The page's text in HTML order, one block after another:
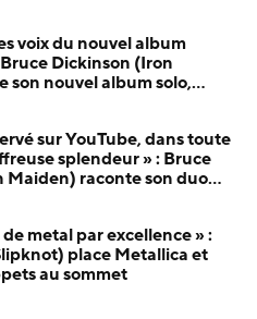
voix du nouvel album
Dickinson (Iron
son nouvel album solo,
sur YouTube, dans toute
splendeur » : Bruce
Maiden) raconte son duo
de metal par excellence » :
place Metallica et
au sommet